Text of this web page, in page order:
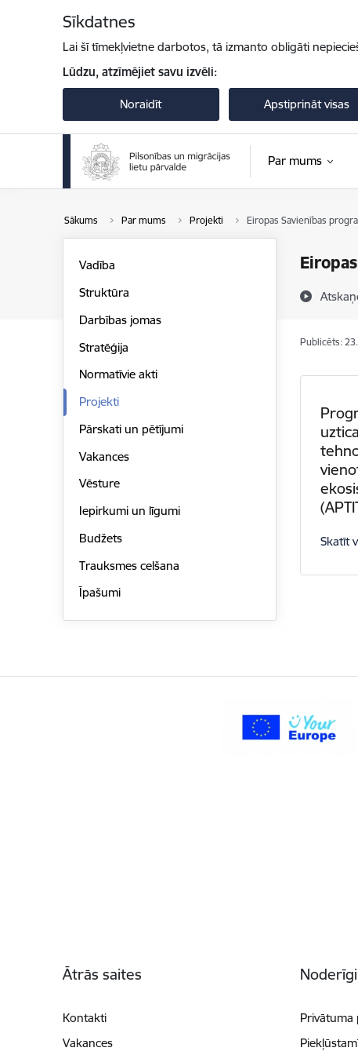
Sīkdatnes
Lai šī tīmekļvietne darbotos, tā izmanto obligāti
Lūdzu, atzīmējiet savu izvēli:
Noraidīt Apstiprināt visas
Par mums
Sākums Par mums Projekti Eiropas Savienības
Vadība
Struktūra
Darbības jomas
Stratēģija
Normatīvie akti
Projekti
Pārskati un pētījumi
Vakances
Vēsture
Iepirkumi un līgumi
Budžets
Trauksmes celšana
Īpašumi
Publicēts:
Skatīt
Ātrās saites
Kontakti
Vakances
Noderīgi
Privātuma